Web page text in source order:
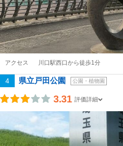
アクセス 川口駅西口から徒歩1分
4 県立戸田公園 公園・植物園
3.31 評価詳細